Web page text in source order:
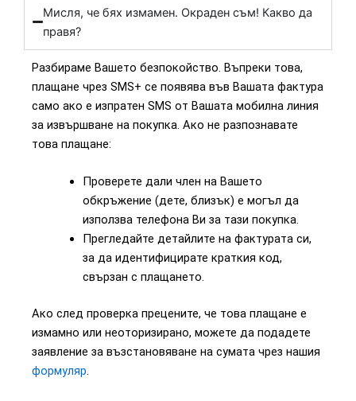
Мисля, че бях измамен. Окраден съм! Какво да
правя?
Разбираме Вашето безпокойство. Въпреки това,
плащане чрез SMS+ се появява във Вашата фактура
само ако е изпратен SMS от Вашата мобилна линия
за извършване на покупка. Ако не разпознавате
това плащане:
Проверете дали член на Вашето
обкръжение (дете, близък) е могъл да
използва телефона Ви за тази покупка.
Прегледайте детайлите на фактурата си,
за да идентифицирате краткия код,
свързан с плащането.
Ако след проверка прецените, че това плащане е
измамно или неоторизирано, можете да подадете
заявление за възстановяване на сумата чрез нашия
формуляр.